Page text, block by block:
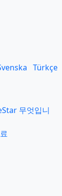
Türkçe
무엇입니